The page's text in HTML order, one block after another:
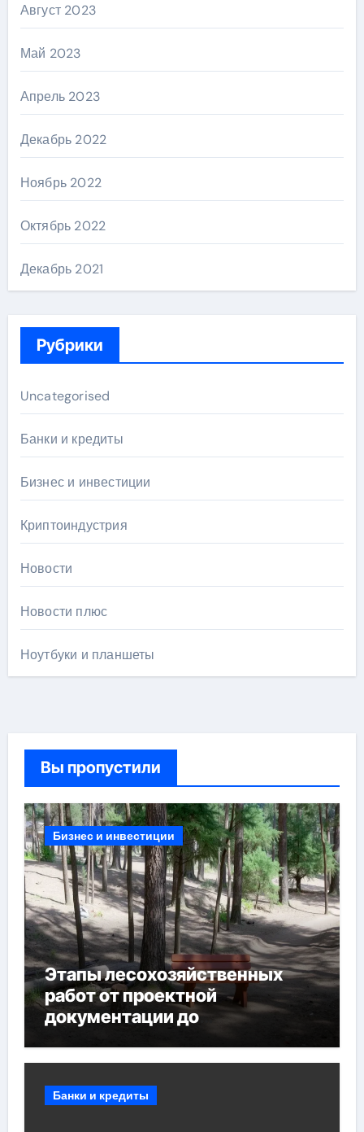
Август 2023
Май 2023
Апрель 2023
Декабрь 2022
Ноябрь 2022
Октябрь 2022
Декабрь 2021
Рубрики
Uncategorised
Банки и кредиты
Бизнес и инвестиции
Криптоиндустрия
Новости
Новости плюс
Ноутбуки и планшеты
Вы пропустили
Бизнес и инвестиции
Этапы лесохозяйственных
работ от проектной
документации до
мероприятий и обустройства
Банки и кредиты